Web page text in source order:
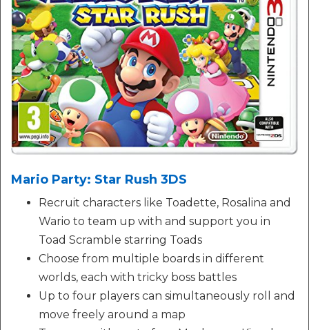
Mario Party: Star Rush 3DS
Recruit characters like Toadette, Rosalina and
Wario to team up with and support you in
Toad Scramble starring Toads
Choose from multiple boards in different
worlds, each with tricky boss battles
Up to four players can simultaneously roll and
move freely around a map